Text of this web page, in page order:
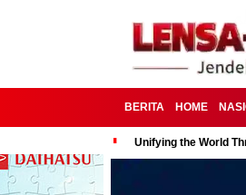
BERITA HOME
Unifying the World